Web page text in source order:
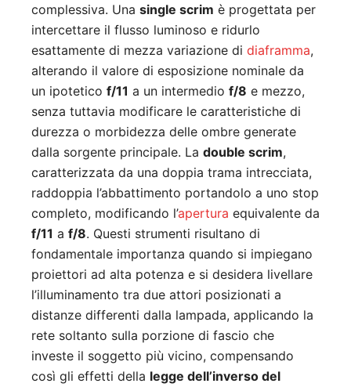
complessiva. Una single scrim è progettata per
intercettare il flusso luminoso e ridurlo
esattamente di mezza variazione di diaframma,
alterando il valore di esposizione nominale da
un ipotetico f/11 a un intermedio f/8 e mezzo,
senza tuttavia modificare le caratteristiche di
durezza o morbidezza delle ombre generate
dalla sorgente principale. La double scrim,
caratterizzata da una doppia trama intrecciata,
raddoppia l’abbattimento portandolo a uno stop
completo, modificando l’apertura equivalente da
f/11 a f/8. Questi strumenti risultano di
fondamentale importanza quando si impiegano
proiettori ad alta potenza e si desidera livellare
l’illuminamento tra due attori posizionati a
distanze differenti dalla lampada, applicando la
rete soltanto sulla porzione di fascio che
investe il soggetto più vicino, compensando
così gli effetti della legge dell’inverso del